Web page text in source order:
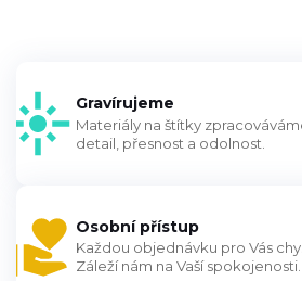
Gravírujeme
Materiály na štítky
detail, přesnost a odolnost.
Osobní přístup
Každou objednávku pro Vás
Záleží nám na Vaší spokojenosti.